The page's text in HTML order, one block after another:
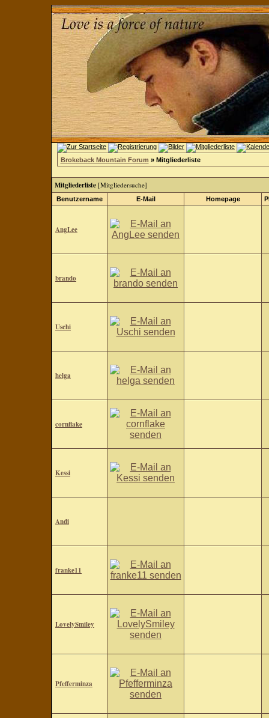
Brokeback Mountain Forum » Mitgliederliste
Mitgliederliste [Mitgliedersuche]
Benutzername E-Mail Homepage
AngLee
brando
Uschi
helga
cornflake
Kessi
Andi
franke11
LovelySmiley
Pfefferminza